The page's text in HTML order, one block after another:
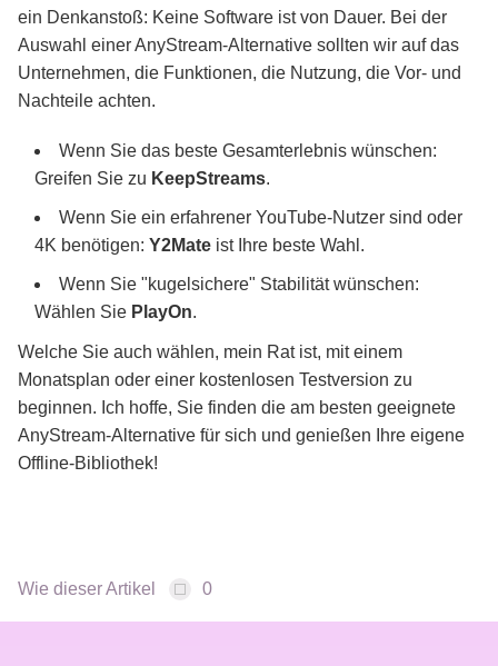
ein Denkanstoß: Keine Software ist von Dauer. Bei der
Auswahl einer AnyStream-Alternative sollten wir auf das
Unternehmen, die Funktionen, die Nutzung, die Vor- und
Nachteile achten.
Wenn Sie das beste Gesamterlebnis wünschen:
Greifen Sie zu KeepStreams.
Wenn Sie ein erfahrener YouTube-Nutzer sind oder
4K benötigen: Y2Mate ist Ihre beste Wahl.
Wenn Sie "kugelsichere" Stabilität wünschen:
Wählen Sie PlayOn.
Welche Sie auch wählen, mein Rat ist, mit einem
Monatsplan oder einer kostenlosen Testversion zu
beginnen. Ich hoffe, Sie finden die am besten geeignete
AnyStream-Alternative für sich und genießen Ihre eigene
Offline-Bibliothek!
Wie dieser Artikel 0